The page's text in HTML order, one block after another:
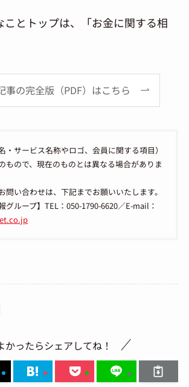
とトップは、「お金に関する相
事の完全版（PDF）はこちら
・サービス名称やロゴ、会員に関する項目）
もので、現在のものとは異なる場合がありま
問い合わせは、下記までお願いいたします。
グループ】TEL：050-1790-6620／E-mail：
かったらシェアしてね！